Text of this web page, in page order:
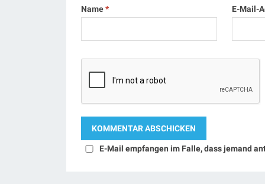
Name* E-Mail-
E-Mail empfangen im Falle, dass jemand